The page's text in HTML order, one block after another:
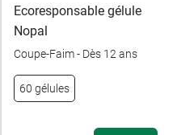
Ecoresponsable gélule
Nopal
Coupe-Faim - Dès 12 ans
60 gélules